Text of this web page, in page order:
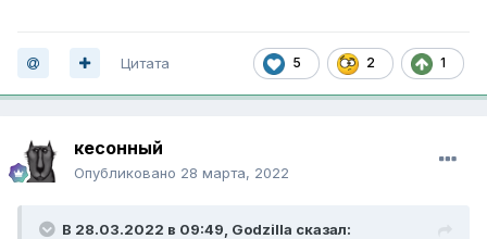
5 2 1
Цитата
кесонный
Опубликовано 28 марта, 2022
В 28.03.2022 в 09:49, Godzilla сказал: